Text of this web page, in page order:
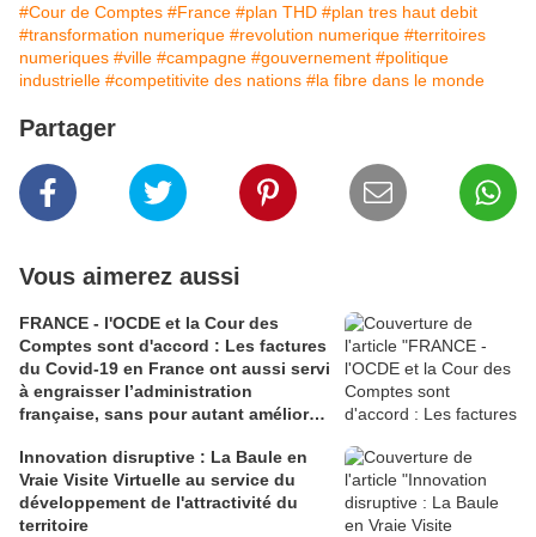
#Cour de Comptes #France #plan THD #plan tres haut debit
#transformation numerique #revolution numerique #territoires
numeriques #ville #campagne #gouvernement #politique
industrielle #competitivite des nations #la fibre dans le monde
Partager
Vous aimerez aussi
FRANCE - l'OCDE et la Cour des
Comptes sont d'accord : Les factures
du Covid-19 en France ont aussi servi
à engraisser l’administration
française, sans pour autant améliorer
Innovation disruptive : La Baule en
Vraie Visite Virtuelle au service du
développement de l'attractivité du
territoire